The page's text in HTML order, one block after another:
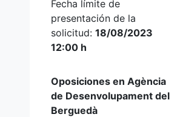
Fecha límite de
presentación de la
solicitud: 18/08/2023
12:00 h
Oposiciones en Agència
de Desenvolupament del
Berguedà